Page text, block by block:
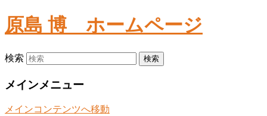
原島 博 ホームページ
検索
メインメニュー
メインコンテンツへ移動